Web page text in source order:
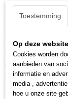
De sleutels en
wat oudere Thule
sleutel.
Op de nieuwere
Bent u die sleutels
gekocht heeft het N
Ook
Toestemming
Op deze
Cookies worden
aanbieden van
informatie en
media-,
hoe u onze site